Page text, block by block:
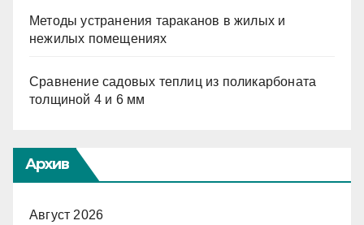
Методы устранения тараканов в жилых и
нежилых помещениях
Сравнение садовых теплиц из поликарбоната
толщиной 4 и 6 мм
Архив
Август 2026